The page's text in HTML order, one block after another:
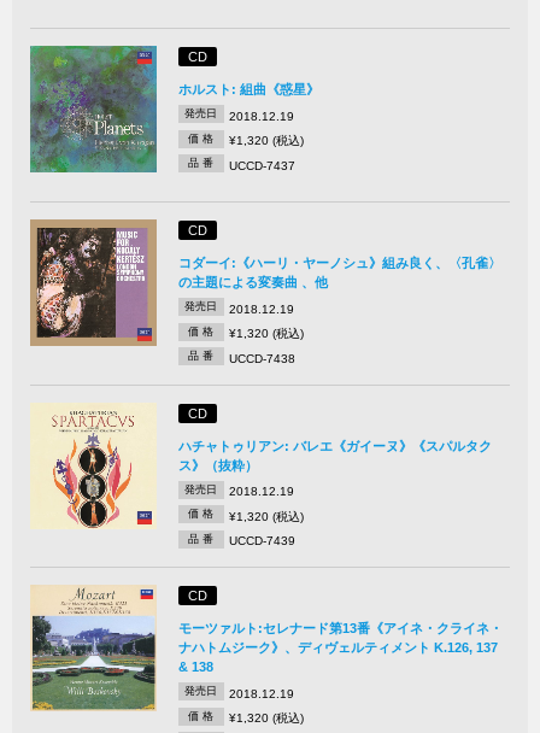
CD
ホルスト: 組曲《惑星》
発売日 2018.12.19
価 格 ¥1,320 (税込)
品 番 UCCD-7437
CD
コダーイ:《ハーリ・ヤーノシュ》組み良く、〈孔雀〉
の主題による変奏曲 、他
発売日 2018.12.19
価 格 ¥1,320 (税込)
品 番 UCCD-7438
CD
ハチャトゥリアン: バレエ《ガイーヌ》《スパルタク
ス》（抜粋）
発売日 2018.12.19
価 格 ¥1,320 (税込)
品 番 UCCD-7439
CD
モーツァルト:セレナード第13番《アイネ・クライネ・
ナハトムジーク》、ディヴェルティメント K.126, 137
& 138
発売日 2018.12.19
価 格 ¥1,320 (税込)